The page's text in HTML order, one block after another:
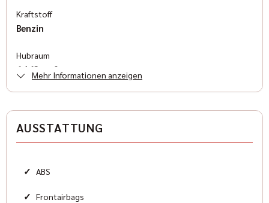
Kraftstoff
Benzin
Hubraum
6.162 cm³
Heckantrieb
Sportwagen
Mehr Informationen anzeigen
AUSSTATTUNG
✓ ABS
✓ Frontairbags